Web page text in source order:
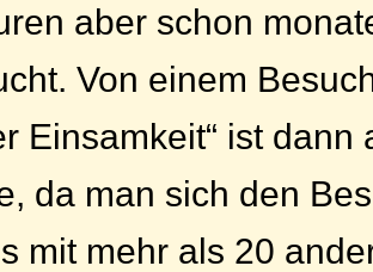
aber schon
Von einem
Einsamkeit“ ist dann
da man sich den
mit mehr als 20